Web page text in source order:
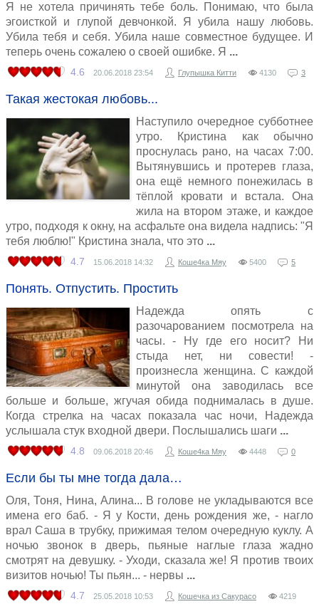
Я не хотела причинять тебе боль. Понимаю, что была
эгоисткой и глупой девчонкой. Я убила нашу любовь.
Убила тебя и себя. Убила наше совместное будущее. И
теперь очень сожалею о своей ошибке. Я
4.6 20.06.2018 23:54 Глупышка Китти 4130 3
Такая жестокая любовь...
Наступило очередное субботнее
утро. Кристина как обычно
проснулась рано, на часах 7:00.
Вытянувшись и протерев глаза,
она ещё немного понежилась в
тёплой кровати и встала. Она
жила на втором этаже, и каждое
утро, подходя к окну, на асфальте она видела надпись: "Я
тебя люблю!" Кристина знала, что это
4.7 15.06.2018 14:32 Коше4ка Мяу 5400 5
Понять. Отпустить. Простить
Надежда опять с
разочарованием посмотрела на
часы. - Ну где его носит? Ни
стыда нет, ни совести! -
произнесла женщина. С каждой
минутой она заводилась все
больше и больше, жгучая обида поднималась в душе.
Когда стрелка на часах показала час ночи, Надежда
услышала стук входной двери. Послышались шаги
4.8 09.06.2018 20:46 Коше4ка Мяу 4448 0
Если бы ты мне тогда дала…
Оля, Тоня, Нина, Алина... В голове не укладываются все
имена его баб. - Я у Кости, день рождения же, - нагло
врал Саша в трубку, прижимая телом очередную куклу. А
ночью звонок в дверь, пьяные наглые глаза жадно
смотрят на девушку. - Уходи, сказала же! Я против твоих
визитов ночью! Ты пьян... - нервы
4.7 25.05.2018 10:53 Кошечка из Сакурасо 4219